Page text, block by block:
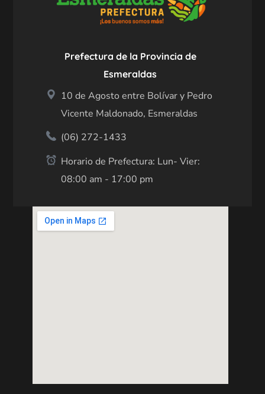
Prefectura de la Provincia de
Esmeraldas
10 de Agosto entre Bolívar y Pedro
Vicente Maldonado, Esmeraldas
(06) 272-1433
Horario de Prefectura: Lun- Vier:
08:00 am - 17:00 pm